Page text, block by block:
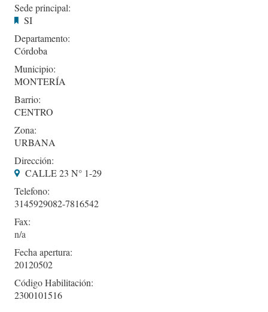
Sede principal:
SI
Departamento:
Córdoba
Municipio:
MONTERÍA
Barrio:
CENTRO
Zona:
URBANA
Dirección:
CALLE 23 N° 1-29
Telefono:
3145929082-7816542
Fax:
Fecha apertura:
20120502
Código Habilitación:
2300101516